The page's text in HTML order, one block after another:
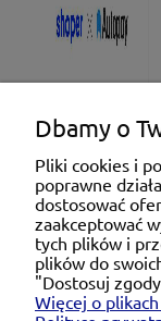
Dbamy o
Pliki cookies i
poprawne
dostosować
zaakceptować
tych plików i
plików do
"Dostosuj
Więcej o